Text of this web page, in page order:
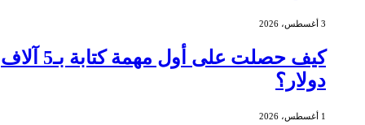
3 أغسطس، 2026
كيف حصلت على أول مهمة كتابة بـ5 آلاف
دولار؟
1 أغسطس، 2026